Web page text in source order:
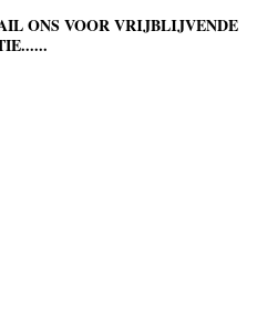
ONS VOOR VRIJBLIJVENDE